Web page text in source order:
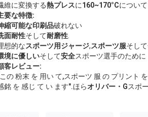
維に変換する熱プレスに160~170°Cについて
要な特徴:
縮可能な印刷品破れない
面耐性そして耐磨性
想的なスポーツ用ジャージ,スポーツ服そして
境に優しいそして安全スポーツ選手のために
客レビュー:
の 粉末 を 用い て,スポーツ 服 の プリント
銘 を 感じ て い ます".ほらオリバー・Gスポ